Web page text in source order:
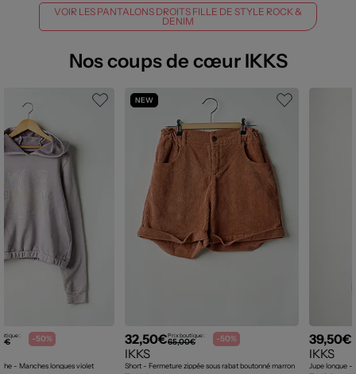
VOIR LES PANTALONS DROITS FILLE DE STYLE ROCK &
DENIM
Nos coups de cœur IKKS
: -50%
- Manches longues violet
NEW
32,50€Prix boutique :
65,00€ -50%
IKKS
Short - Fermeture zippée sous rabat boutonné marron
39,50€
IKKS
Jupe longue -